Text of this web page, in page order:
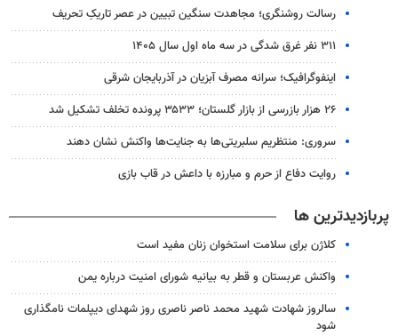
رسالت روشنگری؛ مجاهدت سنگین تبیین در عصر تاریکِ تحریف
۳۱۱ نفر غرق شدگی در سه ماه اول سال ۱۴۰۵
اینفوگرافیک؛ سرانه مصرف آبزیان در آذربایجان شرقی
۲۶ هزار بازرسی از بازار گلستان؛ ۳۵۳۳ پرونده تخلف تشکیل شد
سروری: منتظریم سلبریتی‌ها به جنایت‌ها واکنش نشان دهند
روایت دفاع از حرم و مبارزه با داعش در قاب بازی
پربازدیدترین ها
کلاژن برای سلامت استخوان زنان مفید است
واکنش عربستان و قطر به بیانیه شورای امنیت درباره یمن
سالروز شهادت شهید محمد ناصر ناصری روز شهدای دیپلمات نامگذاری
شود